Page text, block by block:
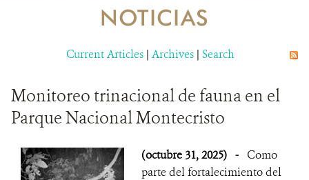
RESOURCES
NOTICIAS
CONTACTO
NOTICIAS
Current Articles | Archives | Search
Monitoreo trinacional de fauna en el
Parque Nacional Montecristo
(octubre 31, 2025) - Como
parte del fortalecimiento del